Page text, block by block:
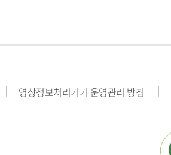
영상정보처리기기 운영관리 방침